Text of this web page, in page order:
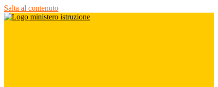
Salta al contenuto